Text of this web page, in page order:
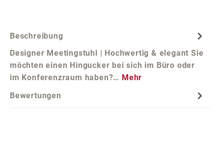
Beschreibung
Designer Meetingstuhl | Hochwertig & elegant Sie
möchten einen Hingucker bei sich im Büro oder
im Konferenzraum haben?… Mehr
Bewertungen